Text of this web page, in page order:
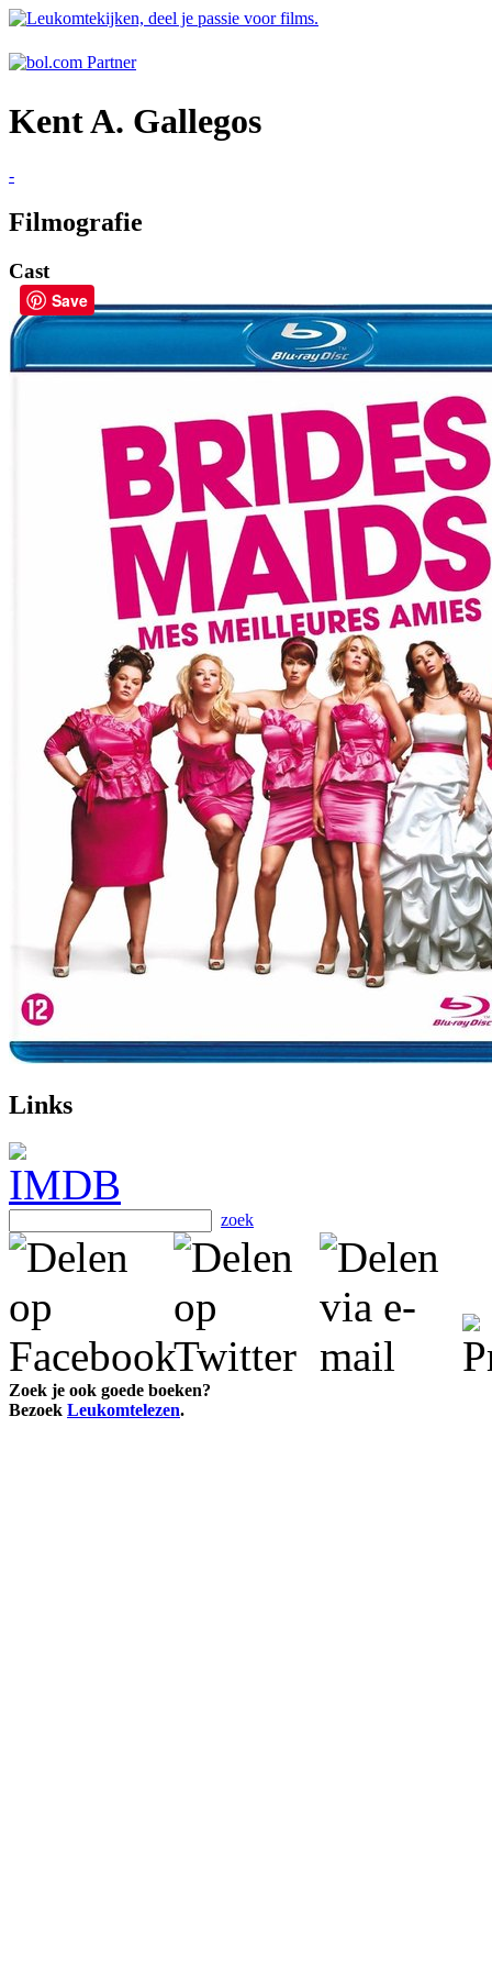
Kent A. Gallegos
-
Filmografie
Cast
Links
zoek
Zoek je ook goede boeken?
Bezoek Leukomtelezen.
Save